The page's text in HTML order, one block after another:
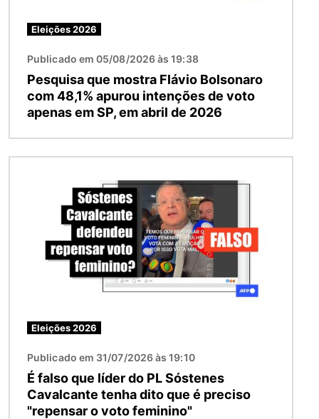
Eleições 2026
Publicado em 05/08/2026 às 19:38
Pesquisa que mostra Flávio Bolsonaro
com 48,1% apurou intenções de voto
apenas em SP, em abril de 2026
Eleições 2026
Publicado em 31/07/2026 às 19:10
É falso que líder do PL Sóstenes
Cavalcante tenha dito que é preciso
"repensar o voto feminino"